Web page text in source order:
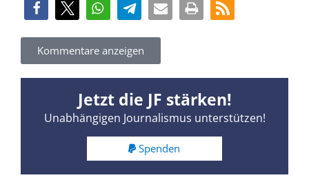
Kommentare anzeigen
Jetzt die JF stärken!
Unabhängigen Journalismus unterstützen!
Spenden